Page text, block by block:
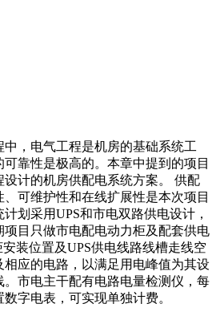
，电气工程是机房的基础系统工
靠性是极高的。本章中提到的项目
计的机房供配电系统方案。 供配
可维护性和在线扩展性是本次项目
划采用UPS和市电双路供电设计，
目只做市电配电动力柜及配套供电
装位置及UPS供电线路线槽走线空
应的电路，以满足用电峰值为其设
市电主干配有电路电量检测仪，每
字电表，可实现单独计费。